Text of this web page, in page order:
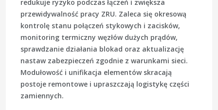
redukuje ryzyko podczas łączeń i zwiększa
przewidywalność pracy ZRU. Zaleca się okresową
kontrolę stanu połączeń stykowych i zacisków,
monitoring termiczny węzłów dużych prądów,
sprawdzanie działania blokad oraz aktualizację
nastaw zabezpieczeń zgodnie z warunkami sieci.
Modułowość i unifikacja elementów skracają
postoje remontowe i upraszczają logistykę części
zamiennych.